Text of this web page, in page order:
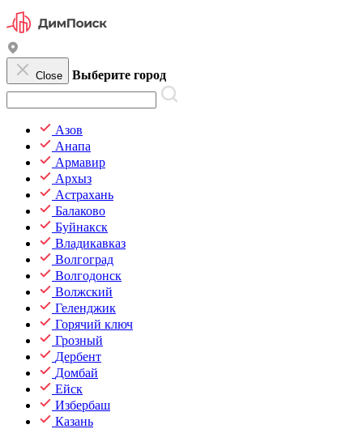
Close Выберите город
Азов
Анапа
Армавир
Архыз
Астрахань
Балаково
Буйнакск
Владикавказ
Волгоград
Волгодонск
Волжский
Геленджик
Горячий ключ
Грозный
Дербент
Домбай
Ейск
Избербаш
Казань